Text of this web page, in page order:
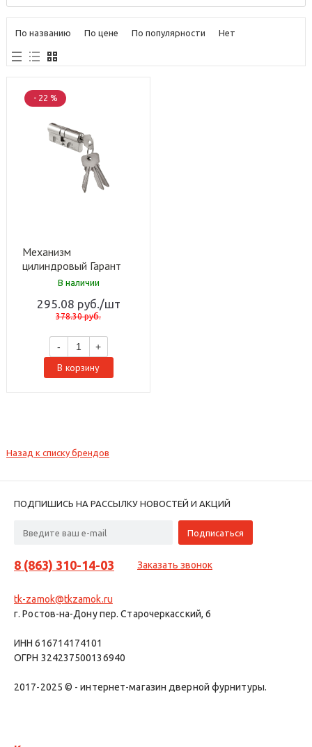
По названию По цене По популярности Нет
- 22 %
Механизм
цилиндровый Гарант
МЦ-1-6 (70мм) (100
В наличии
295.08 руб. /шт
378.30руб.
- +
В корзину
Назад к списку брендов
ПОДПИШИСЬ НА РАССЫЛКУ НОВОСТЕЙ И АКЦИЙ
8 (863) 310-14-03 Заказать звонок
tk-zamok@tkzamok.ru
г. Ростов-на-Дону пер. Старочеркасский, 6
ИНН 616714174101
ОГРН 324237500136940
2017-2025 © - интернет-магазин дверной фурнитуры.